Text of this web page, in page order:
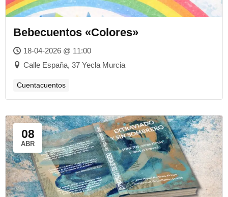
Bebecuentos «Colores»
18-04-2026 @ 11:00
Calle España, 37 Yecla Murcia
Cuentacuentos
08
ABR